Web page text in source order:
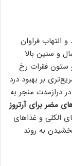
التهاب فراوان
و سنین بالا
ستون فقرات رخ
بر بهبود درد
درازمدت منجر به
مضر برای آرتروز
الکلی و غذاهای
به روند